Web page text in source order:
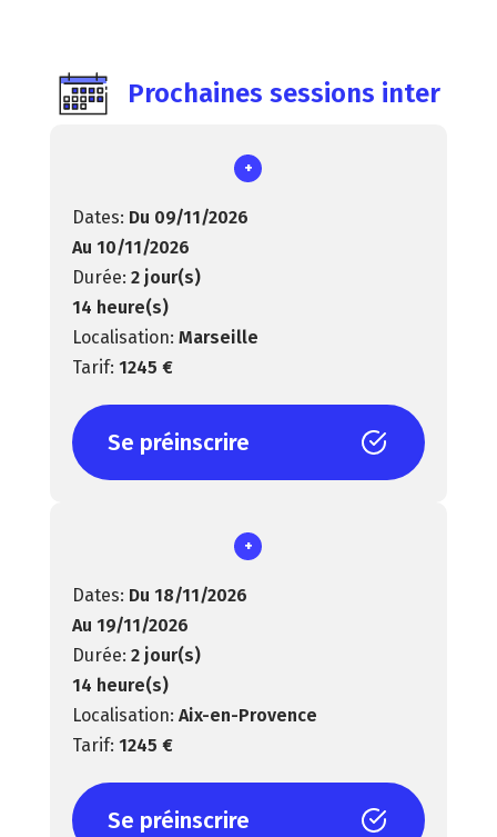
Prochaines sessions inter
+
Du 09/11/2026
Au 10/11/2026
2 jour(s)
14 heure(s)
Marseille
1245 €
Se préinscrire
+
Du 18/11/2026
Au 19/11/2026
2 jour(s)
14 heure(s)
Aix-en-Provence
1245 €
Se préinscrire